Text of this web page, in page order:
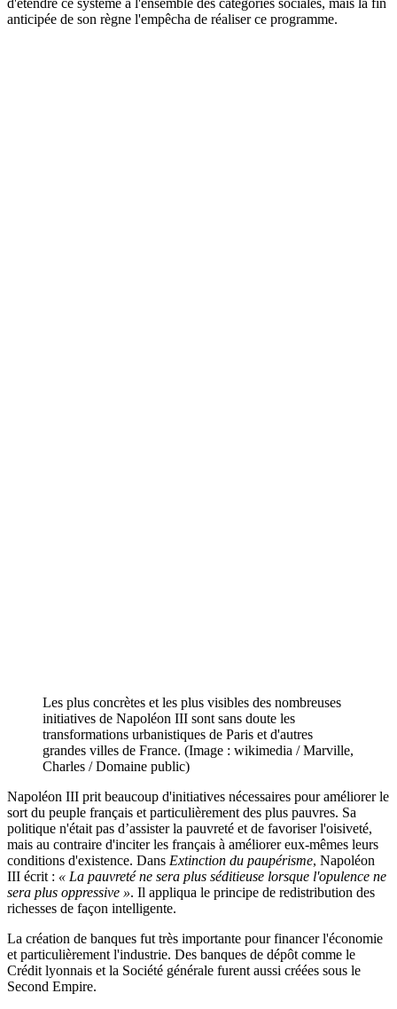
anticipée de son règne l'empêcha de réaliser ce programme.
Les plus concrètes et les plus visibles des nombreuses
initiatives de Napoléon III sont sans doute les
transformations urbanistiques de Paris et d'autres
grandes villes de France. (Image : wikimedia / Marville,
Charles / Domaine public)
Napoléon III prit beaucoup d'initiatives nécessaires pour améliorer le
sort du peuple français et particulièrement des plus pauvres. Sa
politique n'était pas d’assister la pauvreté et de favoriser l'oisiveté,
mais au contraire d'inciter les français à améliorer eux-mêmes leurs
conditions d'existence. Dans Extinction du paupérisme, Napoléon
III écrit : « La pauvreté ne sera plus séditieuse lorsque l'opulence ne
sera plus oppressive ». Il appliqua le principe de redistribution des
richesses de façon intelligente.
La création de banques fut très importante pour financer l'économie
et particulièrement l'industrie. Des banques de dépôt comme le
Crédit lyonnais et la Société générale furent aussi créées sous le
Second Empire.